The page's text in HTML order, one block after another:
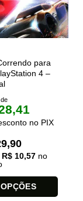
para
4 –
no PIX
R$10,57no